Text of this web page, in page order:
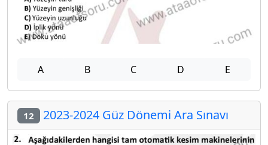
A B C D E
12 2023-2024 Güz Dönemi Ara Sınavı